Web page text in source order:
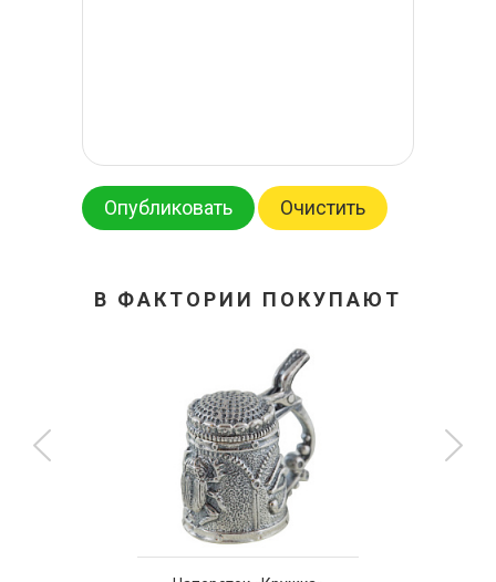
Опубликовать Очистить
В ФАКТОРИИ ПОКУПАЮТ